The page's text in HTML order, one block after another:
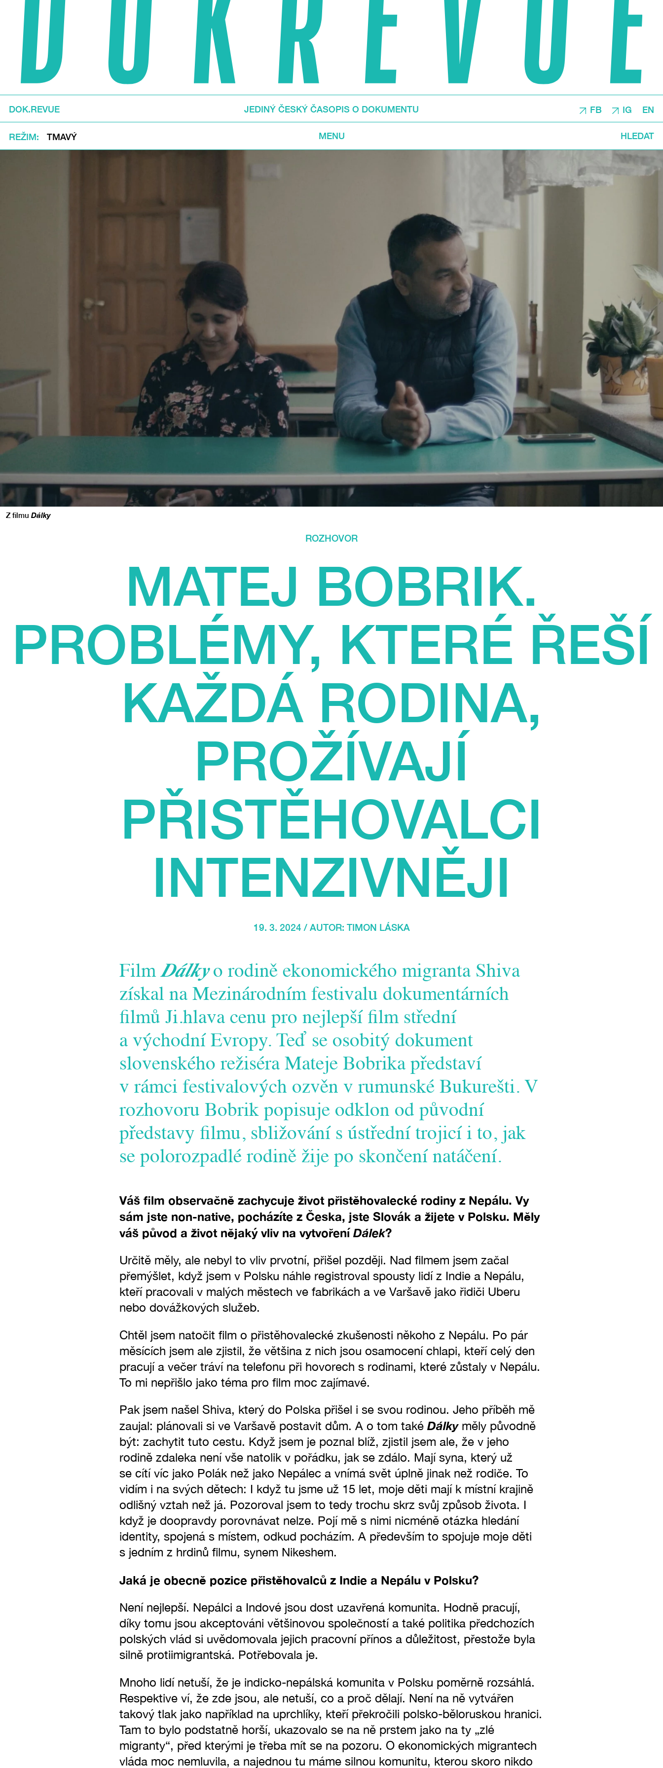
DOK.REVUE JEDINÝ ČESKÝ ČASOPIS O DOKUMENTU FB IG EN
REŽIM TMAVÝ MENU HLEDAT
Z filmu Dálky
ROZHOVOR
MATEJ BOBRIK.
PROBLÉMY, KTERÉ ŘEŠÍ
KAŽDÁ RODINA,
PROŽÍVAJÍ
PŘISTĚHOVALCI
INTENZIVNĚJI
19. 3. 2024 / AUTOR: TIMON LÁSKA
FilmDálkyo rodině ekonomického migranta Shiva
získal na Mezinárodním festivalu dokumentárních
filmů Ji.hlava cenu pro nejlepší film střední
a východní Evropy. Teď se osobitý dokument
slovenského režiséra Mateje Bobrika představí
v rámci festivalových ozvěn v rumunské Bukurešti. V
rozhovoru Bobrik popisuje odklon od původní
představy filmu, sbližování s ústřední trojicí i to, jak
se polorozpadlé rodině žije po skončení natáčení.
Váš film observačně zachycuje život přistěhovalecké rodiny z Nepálu. Vy
sám jste non-native, pocházíte z Česka, jste Slovák a žijete v Polsku. Měly
váš původ a život nějaký vliv na vytvořeníDálek?
Určitě měly, ale nebyl to vliv prvotní, přišel později. Nad filmem jsem začal
přemýšlet, když jsem v Polsku náhle registroval spousty lidí z Indie a Nepálu,
kteří pracovali v malých městech ve fabrikách a ve Varšavě jako řidiči Uberu
nebo dovážkových služeb.
Chtěl jsem natočit film o přistěhovalecké zkušenosti někoho z Nepálu. Po pár
měsících jsem ale zjistil, že většina z nich jsou osamocení chlapi, kteří celý den
pracují a večer tráví na telefonu při hovorech s rodinami, které zůstaly v Nepálu.
To mi nepřišlo jako téma pro film moc zajímavé.
Pak jsem našel Shiva, který do Polska přišel i se svou rodinou. Jeho příběh mě
zaujal: plánovali si ve Varšavě postavit dům. A o tom také Dálky měly původně
být: zachytit tuto cestu. Když jsem je poznal blíž, zjistil jsem ale, že v jeho
rodině zdaleka není vše natolik v pořádku, jak se zdálo. Mají syna, který už
se cítí víc jako Polák než jako Nepálec a vnímá svět úplně jinak než rodiče. To
vidím i na svých dětech: I když tu jsme už 15 let, moje děti mají k místní krajině
odlišný vztah než já. Pozoroval jsem to tedy trochu skrz svůj způsob života. I
když je doopravdy porovnávat nelze. Pojí mě s nimi nicméně otázka hledání
identity, spojená s místem, odkud pocházím. A především to spojuje moje děti
s jedním z hrdinů filmu, synem Nikeshem.
Jaká je obecně pozice přistěhovalců z Indie a Nepálu v Polsku?
Není nejlepší. Nepálci a Indové jsou dost uzavřená komunita. Hodně pracují,
díky tomu jsou akceptováni většinovou společností a také politika předchozích
polských vlád si uvědomovala jejich pracovní přínos a důležitost, přestože byla
silně protiimigrantská. Potřebovala je.
Mnoho lidí netuší, že je indicko-nepálská komunita v Polsku poměrně rozsáhlá.
Respektive ví, že zde jsou, ale netuší, co a proč dělají. Není na ně vytvářen
takový tlak jako například na uprchlíky, kteří překročili polsko-běloruskou hranici.
Tam to bylo podstatně horší, ukazovalo se na ně prstem jako na ty „zlé
migranty“, před kterými je třeba mít se na pozoru. O ekonomických migrantech
vláda moc nemluvila, a najednou tu máme silnou komunitu, kterou skoro nikdo